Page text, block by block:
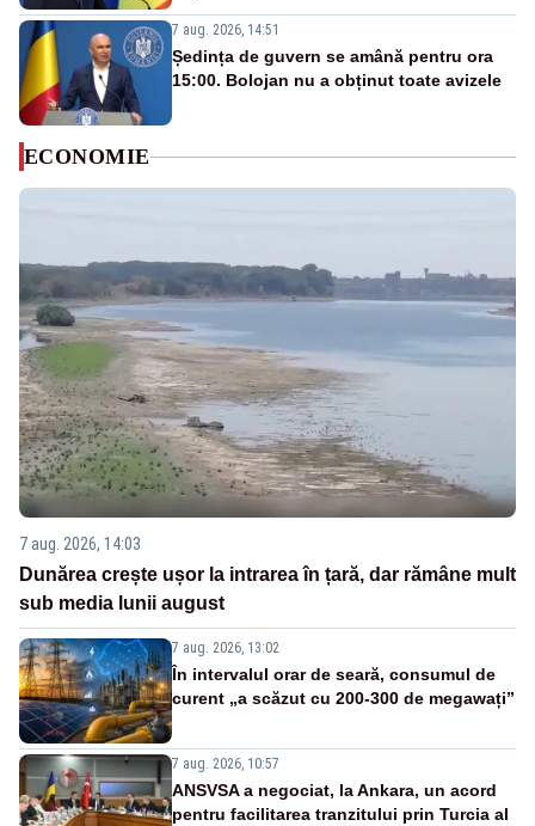
7 aug. 2026, 14:51
Ședința de guvern se amână pentru ora
15:00. Bolojan nu a obținut toate avizele
ECONOMIE
7 aug. 2026, 14:03
Dunărea crește ușor la intrarea în țară, dar rămâne mult
sub media lunii august
7 aug. 2026, 13:02
În intervalul orar de seară, consumul de
curent „a scăzut cu 200-300 de megawați”
7 aug. 2026, 10:57
ANSVSA a negociat, la Ankara, un acord
pentru facilitarea tranzitului prin Turcia al